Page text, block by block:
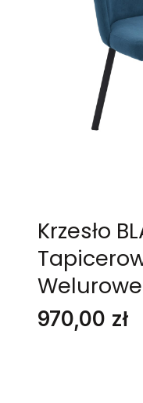
Krzesło
Cena
970,00 zł